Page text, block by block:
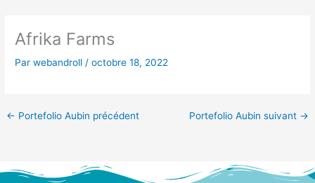
Afrika Farms
Parwebandroll/octobre 18, 2022
← Portefolio Aubin précédent Portefolio Aubin suivant →